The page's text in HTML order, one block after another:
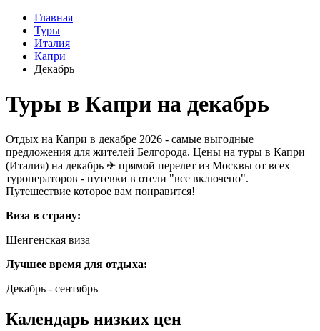
Главная
Туры
Италия
Капри
Декабрь
Туры в Капри на декабрь
Отдых на Капри в декабре 2026 - самые выгодные
предложения для жителей Белгорода. Цены на туры в Капри
(Италия) на декабрь ✈ прямой перелет из Москвы от всех
туроператоров - путевки в отели "все включено".
Путешествие которое вам понравится!
Виза в страну:
Шенгенская виза
Лучшее время для отдыха:
Декабрь - сентябрь
Календарь низких цен